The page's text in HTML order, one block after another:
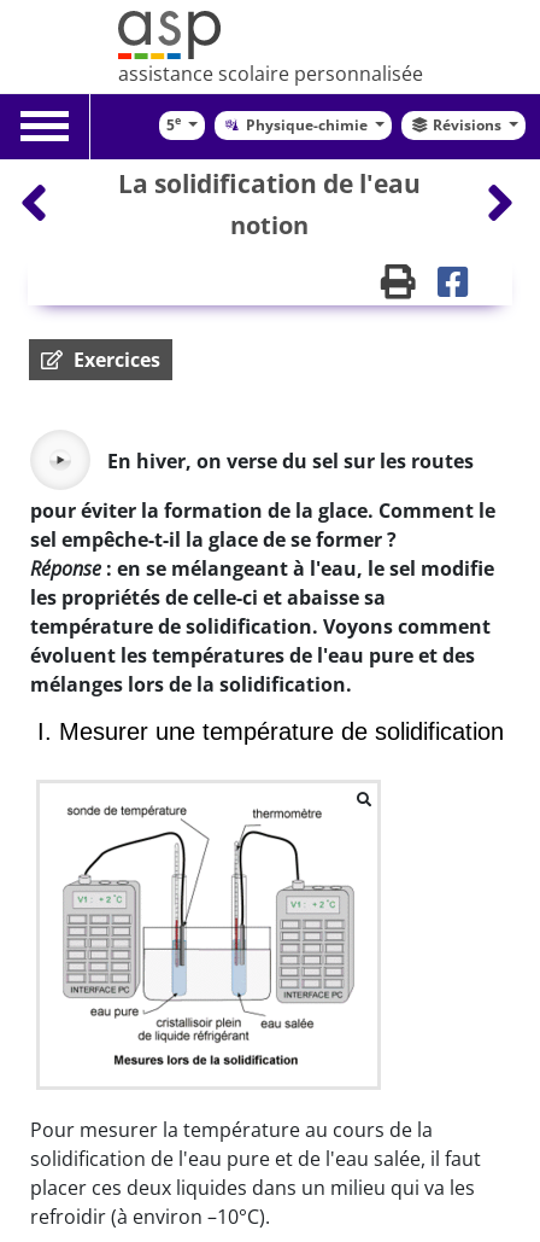
assistance scolaire personnalisée
Toggle
navigation
5e Physique-chimie Révisions
La solidification de l'eau
notion
Exercices
En hiver, on verse du sel sur les routes
pour éviter la formation de la glace. Comment le
sel empêche-t-il la glace de se former ?
Réponse : en se mélangeant à l'eau, le sel modifie
les propriétés de celle-ci et abaisse sa
température de solidification. Voyons comment
évoluent les températures de l'eau pure et des
mélanges lors de la solidification.
I. Mesurer une température de solidification
Pour mesurer la température au cours de la
solidification de l'eau pure et de l'eau salée, il faut
placer ces deux liquides dans un milieu qui va les
refroidir (à environ –10°C).